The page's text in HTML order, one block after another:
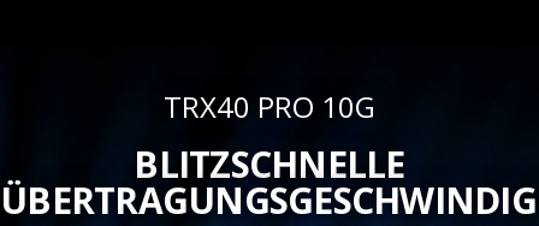
TRX40 PRO 10G
BLITZSCHNELLE